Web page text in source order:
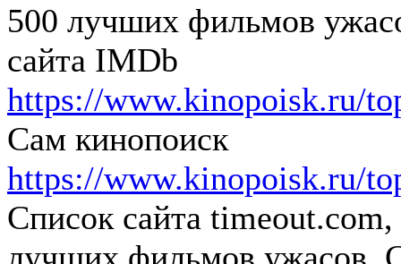
500 лучших фильмов
сайта IMDb
https://www.kinopoisk.ru/
Сам кинопоиск
https://www.kinopoisk.ru/
Список сайта